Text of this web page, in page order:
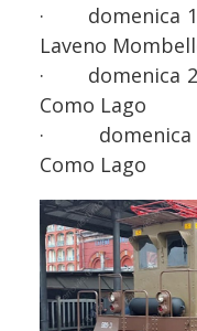
· domenica
Laveno
· domenica
Como Lago
· domenica 8
Como Lago